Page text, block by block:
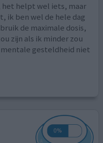
het helpt wel iets, maar
ik ben wel de hele dag
de maximale dosis,
zijn als ik minder zou
gesteldheid niet